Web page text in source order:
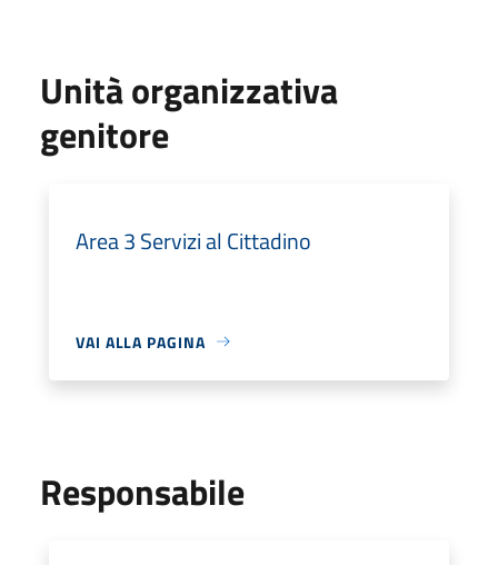
Unità organizzativa
genitore
Area 3 Servizi al Cittadino
VAI ALLA PAGINA
Responsabile